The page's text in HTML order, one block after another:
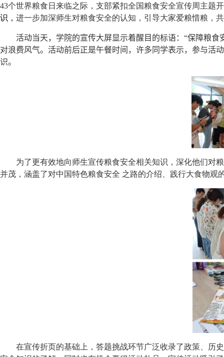
43个世界粮食日来临之际，支部紧扣全国粮食安全宣传周主题
识， 进一步加深师生对粮食安全的认知，引导大家爱粮惜粮，
活动当天，学院的宣传大屏显示着醒目的标语：“保障粮食
对浪费风气。活动前后正是午餐时间，许多 同学表示，参与活
识。
为了更有效地向师生宣传粮食安全相关知识，深化他们对
并茂，涵盖了对中国特色粮食安全 之路的介绍、践行大食物观
在宣传折页的基础上，答题挑战环节广泛收录了政策、历